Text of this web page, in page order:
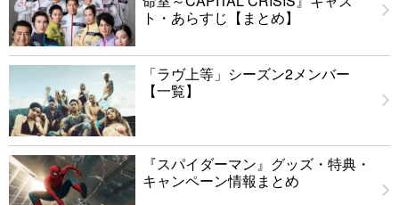
ト・あらすじ【まとめ】
「ラヴ上等」シーズン2メンバー
【一覧】
『スパイダーマン』グッズ・特典・
キャンペーン情報まとめ